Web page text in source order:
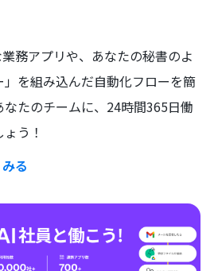
務アプリや、あなたの秘書のよ
」を組み込んだ自動化フローを簡
たのチームに、24時間365日働
う！
る